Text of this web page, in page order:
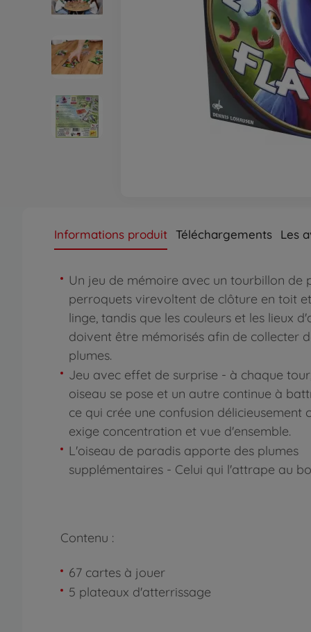
Informations produit Téléchargements Les
Un jeu de mémoire avec un tourbillon de
perroquets virevoltent de clôture en toit
linge, tandis que les couleurs et les lieux
doivent être mémorisés afin de collecter
plumes.
Jeu avec effet de surprise - à chaque
oiseau se pose et un autre continue à
ce qui crée une confusion délicieusement
exige concentration et vue d'ensemble.
L'oiseau de paradis apporte des plumes
supplémentaires - Celui qui l'attrape au
Contenu :
67 cartes à jouer
5 plateaux d'atterrissage